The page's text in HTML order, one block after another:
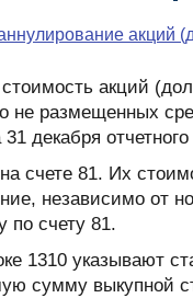
акций
стоимость акций
не размещенных
декабря отчетного
счете 81. Их
независимо от
по счету 81.
1310 указывают
сумму выкупной